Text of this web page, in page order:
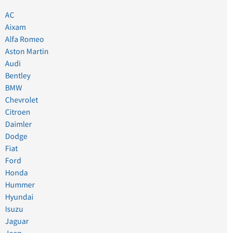
AC
Aixam
Alfa Romeo
Aston Martin
Audi
Bentley
BMW
Chevrolet
Citroen
Daimler
Dodge
Fiat
Ford
Honda
Hummer
Hyundai
Isuzu
Jaguar